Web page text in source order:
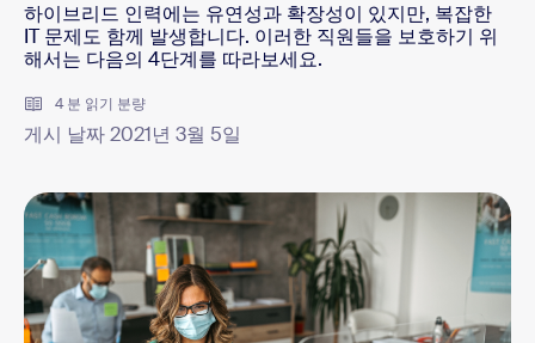
하이브리드 인력에는 유연성과 확장성이 있지만, 복잡한
IT 문제도 함께 발생합니다. 이러한 직원들을 보호하기 위
해서는 다음의 4단계를 따라보세요.
4 분 읽기 분량
게시 날짜 2021년 3월 5일